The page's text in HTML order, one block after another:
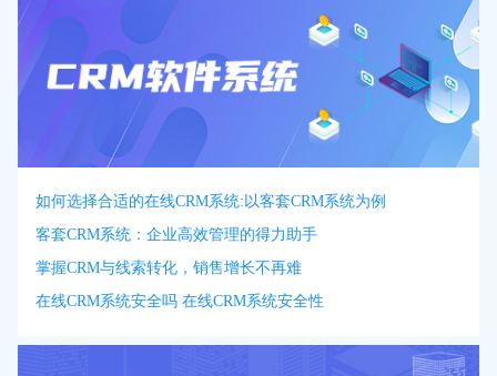
如何选择合适的在线CRM系统:以客套CRM系统为例
客套CRM系统：企业高效管理的得力助手
掌握CRM与线索转化，销售增长不再难
在线CRM系统安全吗 在线CRM系统安全性